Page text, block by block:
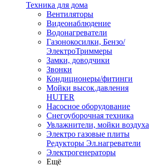
Техника для дома
Вентиляторы
Видеонаблюдение
Водонагреватели
Газонокосилки, Бензо/
ЭлектроТриммеры
Замки, доводчики
Звонки
Кондиционеры/фитинги
Мойки высок.давления
HUTER
Насосное оборудование
Снегоуборочная техника
Увлажнители, мойки воздуха
Электро газовые плиты
Редукторы Эл.нагреватели
Электрогенераторы
Ещё